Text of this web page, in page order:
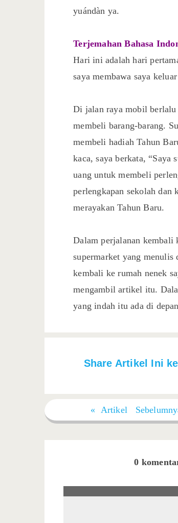
yuándàn ya.
Terjemahan Bahasa
Hari ini adalah hari
saya membawa saya
Di jalan raya mobil berlalu
membeli barang-barang.
membeli hadiah Tahun
kaca, saya berkata, “Saya
uang untuk membeli
perlengkapan sekolah
merayakan Tahun Baru.
Dalam perjalanan kembali
supermarket yang menulis
kembali ke rumah nenek
mengambil artikel itu.
yang indah itu ada di
Share Artikel Ini
« Artikel
0